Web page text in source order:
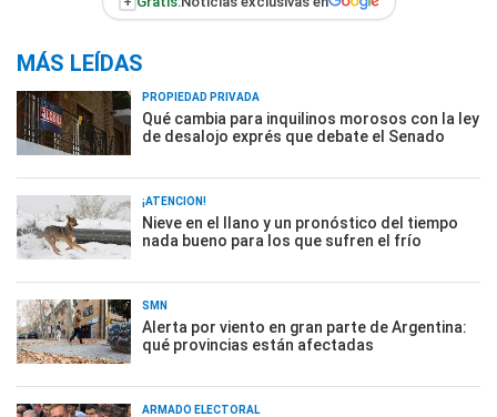
MÁS LEÍDAS
PROPIEDAD PRIVADA
Qué cambia para inquilinos morosos con la ley
de desalojo exprés que debate el Senado
¡ATENCIÓN!
Nieve en el llano y un pronóstico del tiempo
nada bueno para los que sufren el frío
SMN
Alerta por viento en gran parte de Argentina:
qué provincias están afectadas
ARMADO ELECTORAL